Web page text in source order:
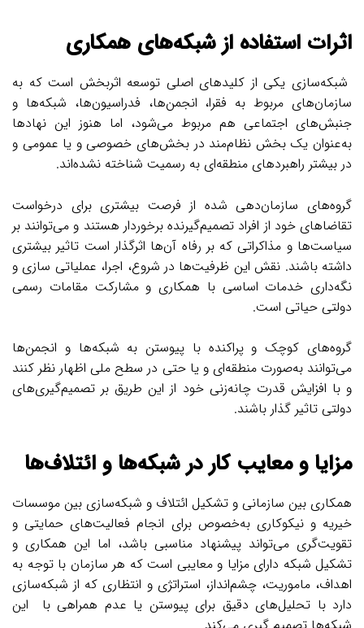
اثرات استفاده از شبکه‌های همکاری
شبکه‌سازی یکی از کلیدهای اصلی توسعه اثربخش است که به
سازمان‌های مربوط به فقرا، انجمن‌ها، فدراسیون‌ها، شبکه‌ها و
جنبش‌های اجتماعی هم مربوط می‌شود، اما هنوز این نهادها
به‌عنوان یک بخش نظام‌مند در بخش‌های خصوصی و یا عمومی و
در بیشتر راهبردهای منطقه‌ای به رسمیت شناخته‌ نشده‌اند.
گروه‌های سازمان‌دهی شده از فرصت بیشتری برای درخواست
تقاضاهای خود از افراد تصمیم‌گیرنده برخوردار هستند و می‌توانند بر
سیاست‌ها و مذاکراتی که بر رفاه آن‌ها اثرگذار است تاثیر بیشتری
داشته باشند. نقش این ظرفیت‌ها در شروع، اجرا، عملیاتی سازی و
نگه‌داری خدمات اساسی با همکاری و مشارکت مقامات رسمی
دولتی حیاتی است.
گروه‌های کوچک و پراکنده با پیوستن به شبکه‌ها و انجمن‌ها
می‌توانند به‌صورت منطقه‌ای و یا حتی در سطح ملی اظهار نظر کنند
و با افزایش قدرت چانه‌زنی خود از این طریق بر تصمیم‌گیری‌های
دولتی تاثیر گذار باشند.
مزایا و معایب کار در شبکه‌ها و ائتلاف‌ها
همکاری بین سازمانی و تشکیل ائتلاف و شبکه‌سازی بین موسسات
خیریه و نیکوکاری به‌خصوص برای انجام فعالیت‌های حمایتی و
تقویت‌گری می‌تواند پیشنهاد مناسبی باشد، اما این همکاری و
تشکیل شبکه دارای مزایا و معایبی است که هر سازمان با توجه به
اهداف، ماموریت، چشم‌انداز، استراتژی و انتظاری که از شبکه‌سازی
دارد با تحلیل‌های دقیق برای پیوستن یا عدم همراهی با این